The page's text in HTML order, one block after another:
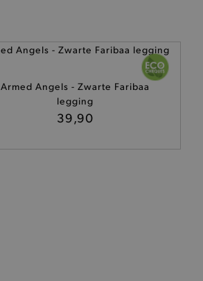
Armed Angels - Zwarte Faribaa
legging
39,90